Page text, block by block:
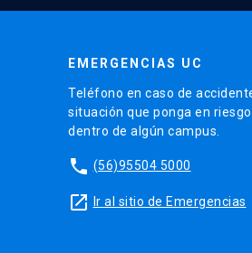
EMERGENCIAS UC
Teléfono en caso de
situación que ponga en
dentro de algún campus.
phone (56)95504 5000
launch Ir al sitio de Emergencias